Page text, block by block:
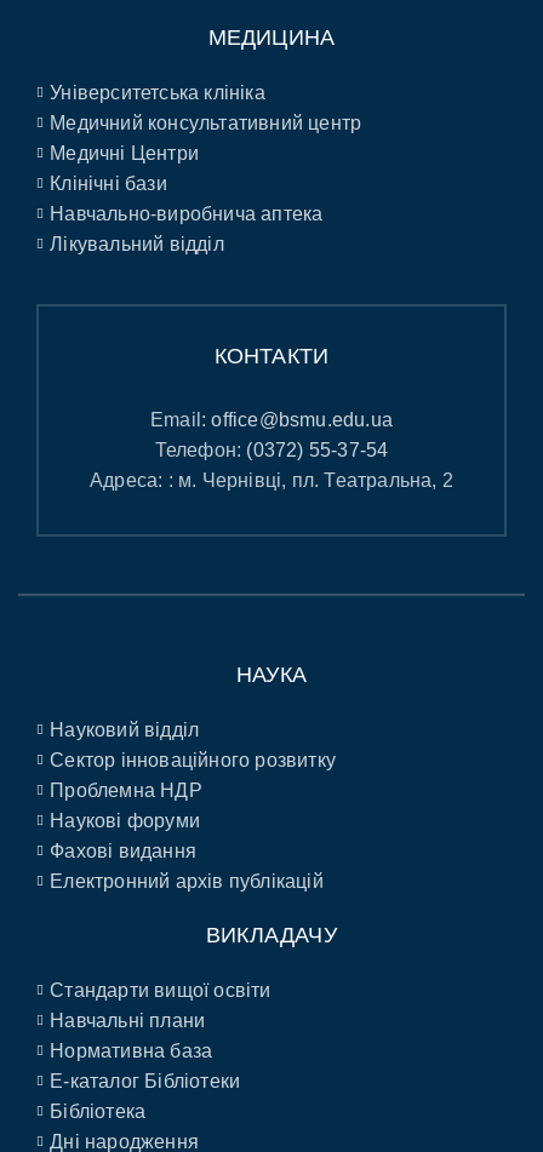
МЕДИЦИНА
Університетська клініка
Медичний консультативний центр
Медичні Центри
Клінічні бази
Навчально-виробнича аптека
Лікувальний відділ
КОНТАКТИ
Email:office@bsmu.edu.ua
Телефон: (0372) 55-37-54
Адреса: : м. Чернівці, пл. Театральна, 2
НАУКА
Науковий відділ
Сектор інноваційного розвитку
Проблемна НДР
Наукові форуми
Фахові видання
Електронний архів публікацій
ВИКЛАДАЧУ
Стандарти вищої освіти
Навчальні плани
Нормативна база
E-каталог Бібліотеки
Бібліотека
Дні народження